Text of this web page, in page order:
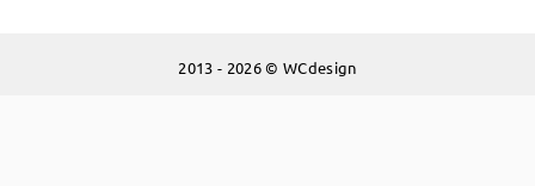
2013 - 2026 © WCdesign